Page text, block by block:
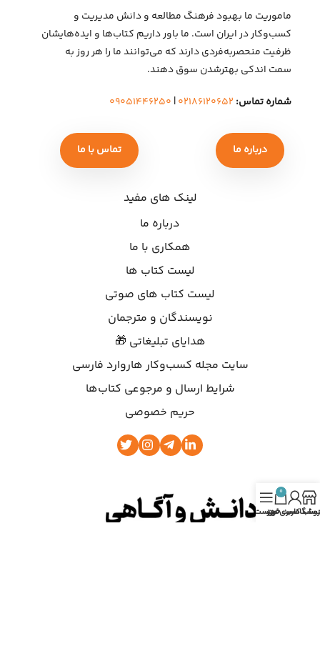
ماموریت ما بهبود فرهنگ مطالعه و دانش مدیریت و
کسب‌وکار در ایران است. ما باور داریم کتاب‌ها و ایده‌هایشان
ظرفیت منحصربه‌فردی دارند که می‌توانند ما را هر روز به
سمت اندکی بهتر‌شدن سوق دهند.
شماره تماس: ۰۲۱۸۶۱۲۰۶۵۲| ۰۹۰۵۱۴۴۶۲۵۰
درباره ما تماس با ما
لینک های مفید
درباره ما
همکاری با ما
لیست کتاب ها
لیست کتاب های صوتی
نویسندگان و مترجمان
هدایای تبلیغاتی 🎁
سایت مجله کسب‌وکار هاروارد فارسی
شرایط ارسال و مرجوعی کتاب‌ها
حریم خصوصی
کاربری من
0
سبد خریدفهرست